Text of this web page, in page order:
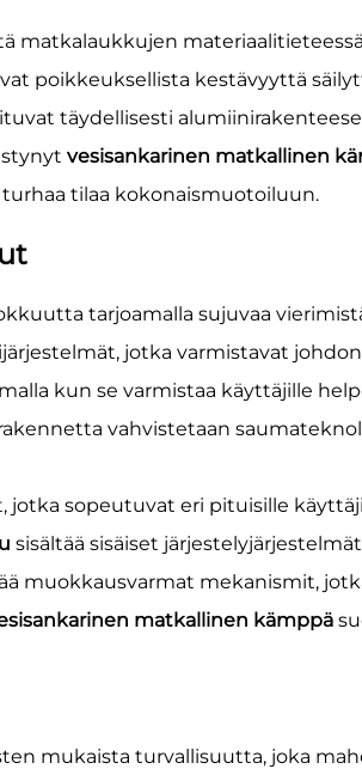
matkalaukkujen
poikkeuksellista kestävyyttä
täydellisesti
vesisankarinen matkallinen
tilaa kokonaismuotoiluun.
tarjoamalla sujuvaa
jotka varmistavat
kun se varmistaa käyttäjille
vahvistetaan
sopeutuvat eri pituisille
sisältää sisäiset
muokkausvarmat mekanismit,
matkallinen kämppä
mukaista turvallisuutta, joka